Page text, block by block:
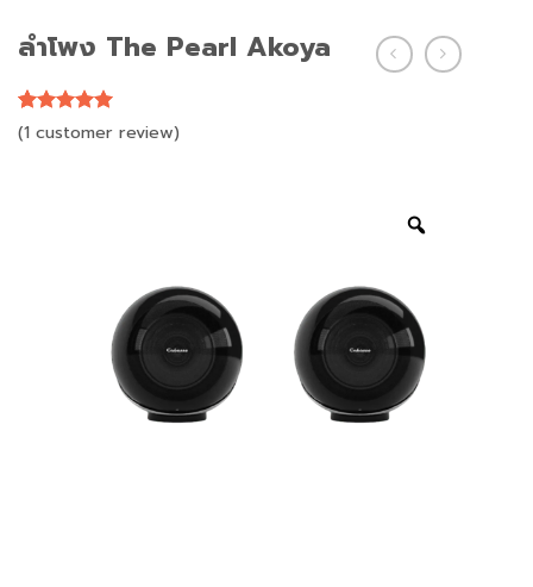
ลำโพง The Pearl Akoya
5out of
5
based on
1
(1 customer review)